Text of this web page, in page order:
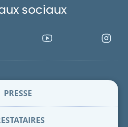
sociaux
Youtube
PRESSE